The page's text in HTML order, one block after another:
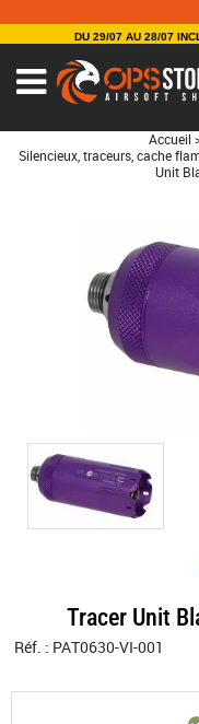
DU 29/07 AU 28/07
Accueil
Silencieux, traceurs, cache
Unit
Tracer Unit
Réf. : PAT0630-VI-001